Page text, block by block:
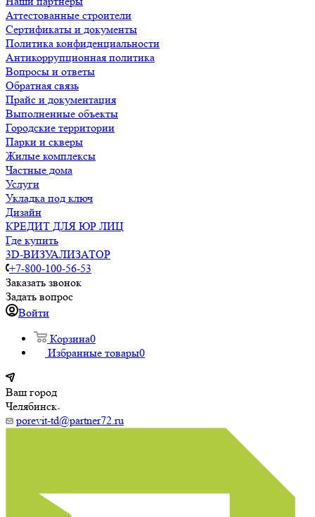
Аттестованные строители
Сертификаты и документы
Политика конфиденциальности
Антикоррупционная политика
Вопросы и ответы
Обратная связь
Прайс и документация
Выполненные объекты
Городские территории
Парки и скверы
Жилые комплексы
Частные дома
Услуги
Укладка под ключ
Дизайн
КРЕДИТ ДЛЯ ЮР ЛИЦ
Где купить
3D-ВИЗУАЛИЗАТОР
+7-800-100-56-53
Заказать звонок
Задать вопрос
Войти
Корзина0
Избранные товары0
Ваш город
Челябинск
porevit-td@partner72.ru